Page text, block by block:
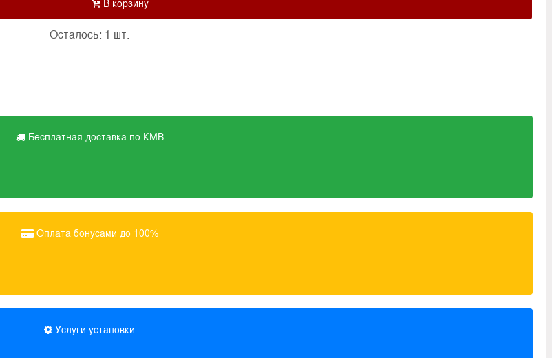
Осталось: 1 шт.
Бесплатная доставка по КМВ
Оплата бонусами до 100%
Услуги установки